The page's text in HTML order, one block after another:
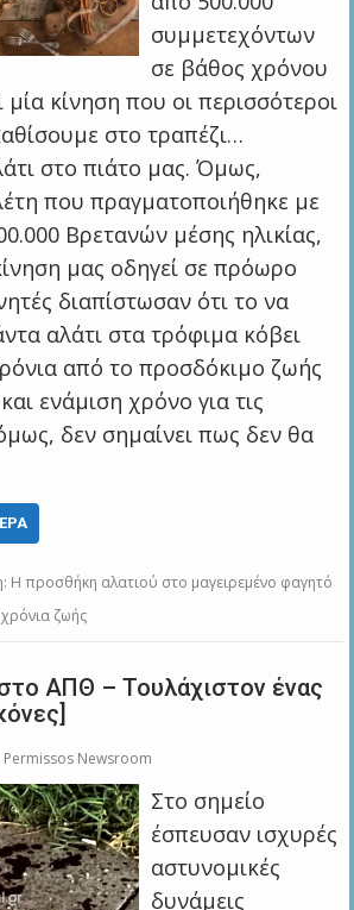
συμμετεχόντων
σε βάθος χρόνου
μία κίνηση που οι περισσότεροι
στο τραπέζι…
στο πιάτο μας. Όμως,
που πραγματοποιήθηκε με
Βρετανών μέσης ηλικίας,
μας οδηγεί σε πρόωρο
διαπίστωσαν ότι το να
αλάτι στα τρόφιμα κόβει
από το προσδόκιμο ζωής
ενάμιση χρόνο για τις
δεν σημαίνει πως δεν θα
Η προσθήκη αλατιού στο μαγειρεμένο φαγητό
ζωής
ΑΠΘ – Τουλάχιστον ένας
Permissos Newsroom
Στο σημείο
έσπευσαν ισχυρές
αστυνομικές
δυνάμεις